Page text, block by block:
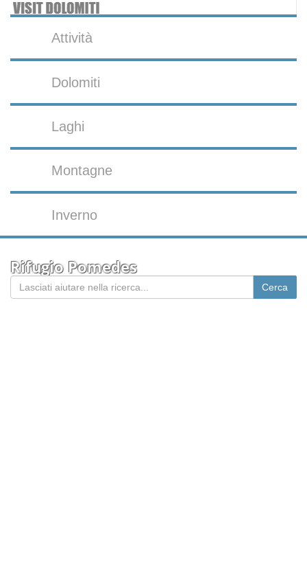
Attività
Dolomiti
Laghi
Montagne
Inverno
Rifugio Pomedes